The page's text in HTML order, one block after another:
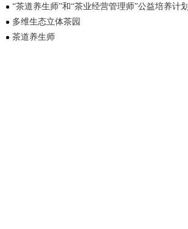
“茶道养生师”和“茶业经营管理师”公益培养计划
多维生态立体茶园
茶道养生师